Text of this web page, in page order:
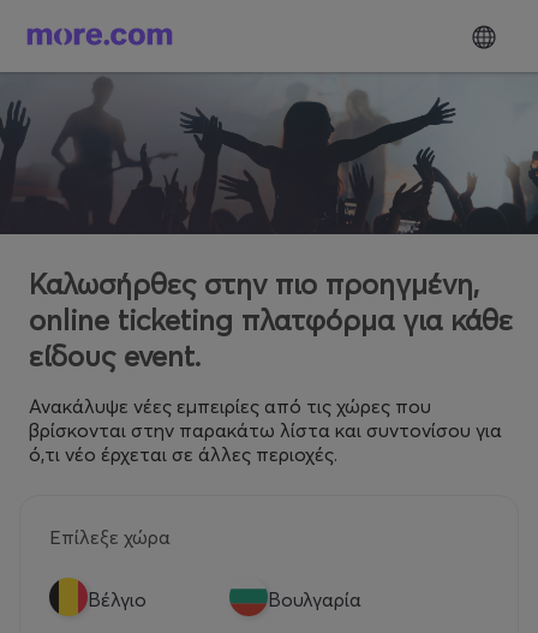
Καλωσήρθες στην πιο προηγμένη,
online ticketing πλατφόρμα για κάθε
είδους event.
Ανακάλυψε νέες εμπειρίες από τις χώρες που
βρίσκονται στην παρακάτω λίστα και συντονίσου για
ό,τι νέο έρχεται σε άλλες περιοχές.
Επίλεξε χώρα
Βέλγιο Βουλγαρία